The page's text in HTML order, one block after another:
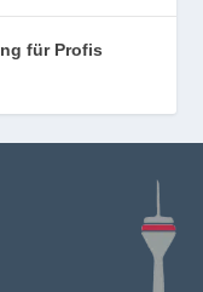
für Profis